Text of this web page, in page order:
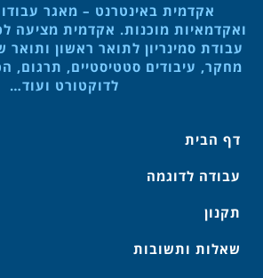
אקדמית באינטרנט – מאגר
ואקדמאיות מוכנות. אקדמית מציעה
עבודת סמינריון לתואר ראשון
מחקר, עיבודים סטטיסטיים, תרגום,
לדוקטורט ועוד…
דף הבית
עבודה לדוגמה
תקנון
שאלות ותשובות